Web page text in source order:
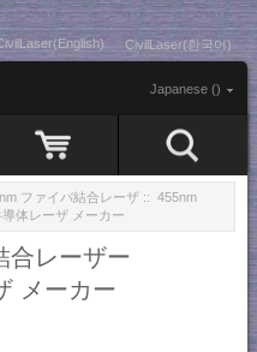
CivilLaser(한국어)
Japanese ()
ファイバ結合レーザ :: 455nm
体レーザ メーカー
合レーザー
メーカー